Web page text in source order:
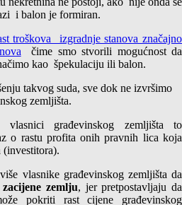
i balon je formiran.
troškova izgradnje stanova značajno
čime smo stvorili mogućnost da
kao špekulaciju ili balon.
takvog suda, sve dok ne izvršimo
zemljišta.
građevinskog zemljišta to
o rastu profita onih pravnih lica koja
(investitora).
vlasnike građevinskog zemljišta da
zacijene zemlju, jer pretpostavljaju da
pokriti rast cijene građevinskog